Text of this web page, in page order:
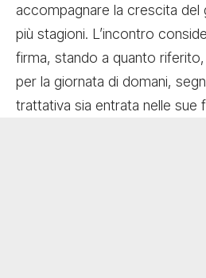
accompagnare la crescita del
più stagioni. L’incontro
firma, stando a quanto
per la giornata di domani,
trattativa sia entrata nelle sue